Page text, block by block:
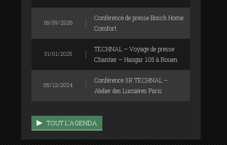
18/09/2026
Conférence de presse Bosch Home
Comfort
31/01/2025
TECHNAL – Voyage de presse
Chantier – Hangar 105 à Rouen
05/12/2024
Conférence 3R TECHNAL –
Atelier des Lumières Paris
TOUT L'AGENDA